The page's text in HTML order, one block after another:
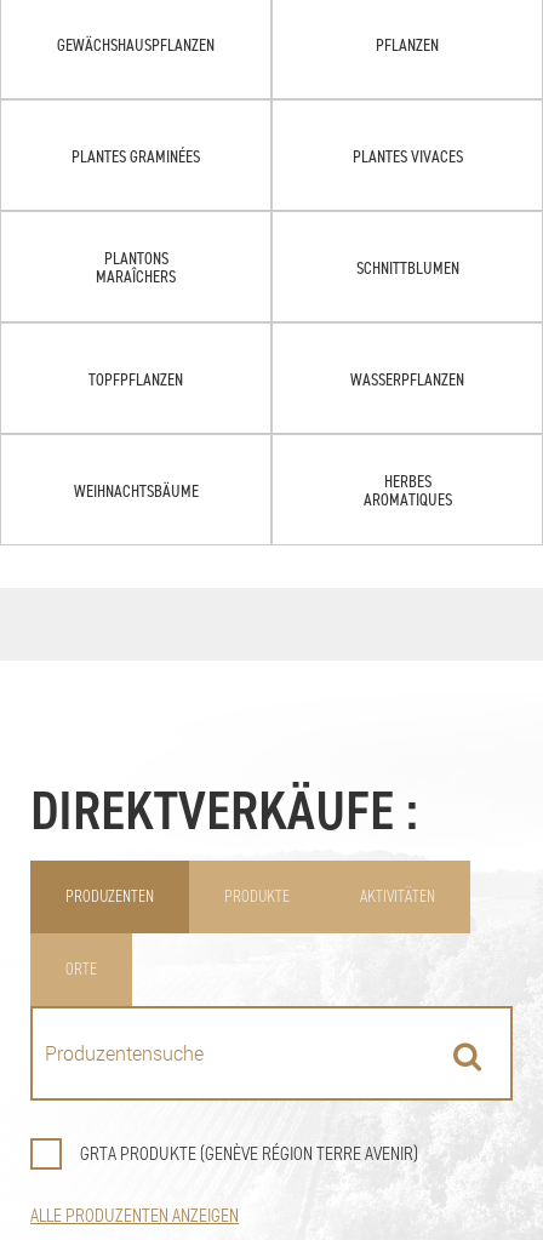
GEWÄCHSHAUSPFLANZEN PFLANZEN
PLANTES GRAMINÉES PLANTES VIVACES
PLANTONS
MARAÎCHERS
SCHNITTBLUMEN
TOPFPFLANZEN WASSERPFLANZEN
WEIHNACHTSBÄUME
HERBES
AROMATIQUES
DIREKTVERKÄUFE :
PRODUZENTEN PRODUKTE AKTIVITÄTEN
ORTE
GRTA PRODUKTE (GENÈVE RÉGION TERRE AVENIR)
ALLE PRODUZENTEN ANZEIGEN